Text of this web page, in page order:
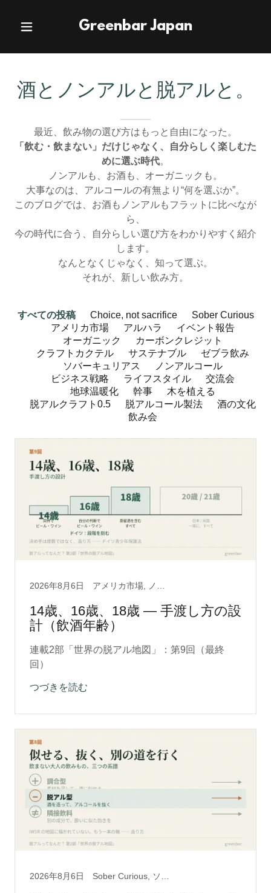
Greenbar Japan
酒とノンアルと脱アルと。
最近、飲み物の選び方はもっと自由になった。
「飲む・飲まない」だけじゃなく、自分らしく楽しむた
めに選ぶ時代。
ノンアルも、お酒も、オーガニックも。
大事なのは、アルコールの有無より“何を選ぶか”。
このブログでは、お酒もノンアルもフラットに比べなが
ら、
今の時代に合う、自分らしい選び方をわかりやすく紹介
します。
なんとなくじゃなく、知って選ぶ。
それが、新しい飲み方。
すべての投稿 Choice, not sacrifice
Sober Curious
アメリカ市場
アルハラ
イベント報告
オーガニック
カーボンクレジット
クラフトカクテル
サステナブル
ゼブラ飲み
ソバーキュリアス
ノンアルコール
ビジネス戦略
ライフスタイル
交流会
地球温暖化
幹事
木を植える
脱アルクラフト0.5
脱アルコール製法
酒の文化
飲み会
2026年8月6日
14歳、16歳、18歳 ― 手渡し方の設
計（飲酒年齢）
連載2部「世界の脱アル地図」：第9回（最終
回）
つづきを読む
2026年8月6日